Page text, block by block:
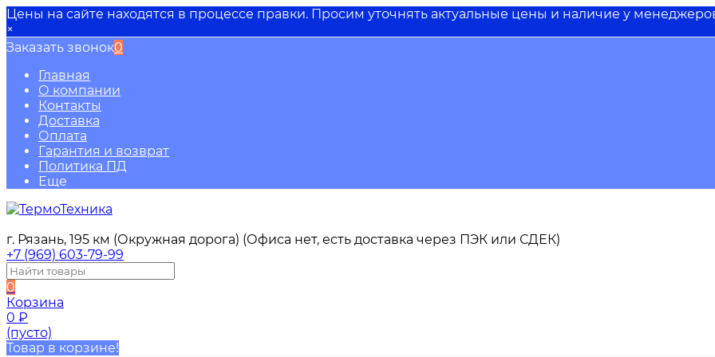
Цены на сайте находятся в процессе правки. Просим уточнять актуальные цены и наличие у
×
Заказать звонок0
Главная
О компании
Контакты
Доставка
Оплата
Гарантия и возврат
Политика ПД
Еще
г. Рязань, 195 км (Окружная дорога) (Офиса нет, есть доставка через ПЭК или СДЕК)
+7 (969) 603-79-99
0
Корзина
0 ₽
(пусто)
Товар в корзине!